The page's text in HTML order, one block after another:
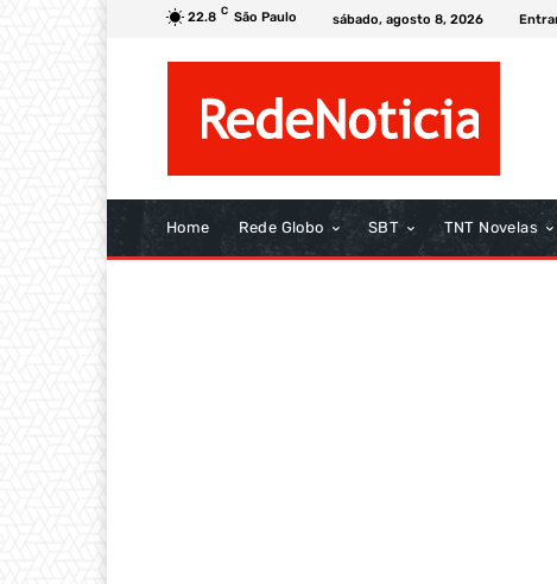
22.8 C São Paulo sábado, agosto 8, 2026
Home Rede Globo SBT TNT Novelas